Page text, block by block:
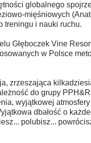
globalnego
mięśniowych
treningu i nauki ruchu.
Głęboczek Vine
w Polsce
zrzeszająca
do grupy
wyjątkowej atmosfery
dbałość o
polubisz...